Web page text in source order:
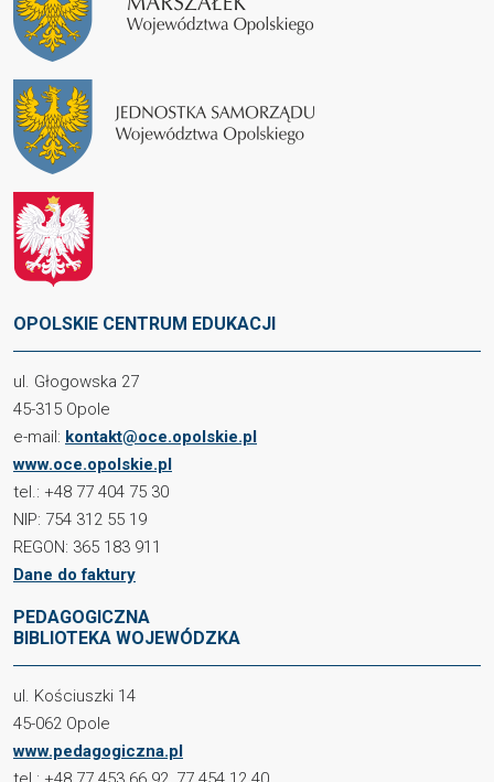
OPOLSKIE CENTRUM EDUKACJI
ul. Głogowska 27
45-315 Opole
e-mail: kontakt@oce.opolskie.pl
www.oce.opolskie.pl
tel.: +48 77 404 75 30
NIP: 754 312 55 19
REGON: 365 183 911
Dane do faktury
PEDAGOGICZNA
BIBLIOTEKA WOJEWÓDZKA
ul. Kościuszki 14
45-062 Opole
www.pedagogiczna.pl